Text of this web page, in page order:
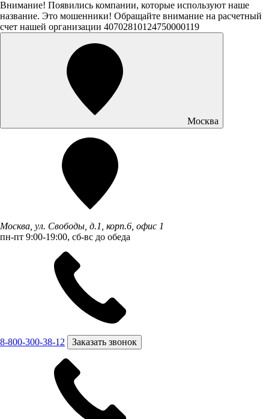
Внимание! Появились компании, которые используют наше
название. Это мошенники! Обращайте внимание на расчетный
счет нашей организации 40702810124750000119
Москва
Москва, ул. Свободы, д.1, корп.6, офис 1
пн-пт 9:00-19:00, сб-вс до обеда
8-800-300-38-12 Заказать звонок